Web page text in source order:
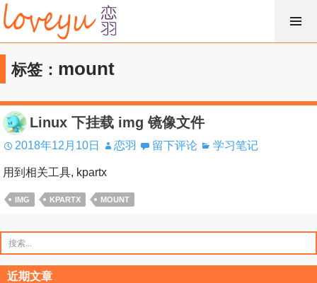
跳
过
内
容标签： mount
Linux 下挂载 img 镜像文件
2018年12月10日 恋羽 留下评论 学习笔记
用到相关工具, kpartx
IMG KPARTX MOUNT
索：
近期文章